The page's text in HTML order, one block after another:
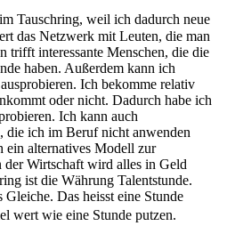
Tauschring, weil ich dadurch neue
das Netzwerk mit Leuten, die man
trifft interessante Menschen, die die
haben. Außerdem kann ich
Ich bekomme relativ
oder nicht. Dadurch habe ich
Ich kann auch
die ich im Beruf nicht anwenden
ein alternatives Modell zur
Wirtschaft wird alles in Geld
ist die Währung Talentstunde.
Das heisst eine Stunde
wert wie eine Stunde putzen.